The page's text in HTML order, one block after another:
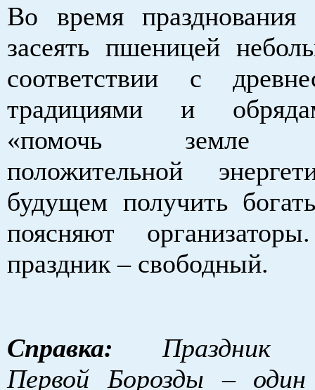
Во время празднования
засеять пшеницей
соответствии с
традициями и
«помочь земле
положительной
будущем получить
поясняют
праздник – свободный.
Справка: Праздник
Первой Борозды – один